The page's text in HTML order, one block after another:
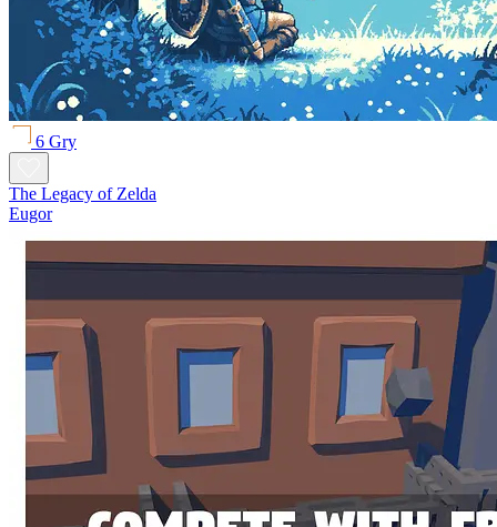
6 Gry
The Legacy of Zelda
Eugor